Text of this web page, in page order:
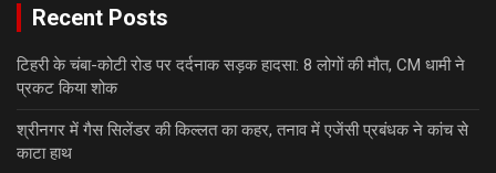
Recent Posts
टिहरी के चंबा-कोटी रोड पर दर्दनाक सड़क हादसा: 8 लोगों की मौत, CM धामी ने
प्रकट किया शोक
श्रीनगर में गैस सिलेंडर की किल्लत का कहर, तनाव में एजेंसी प्रबंधक ने कांच से
काटा हाथ